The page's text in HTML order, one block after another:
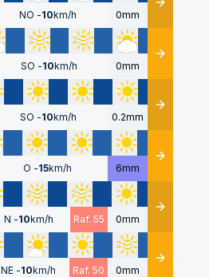
NO -10km/h 0mm Détails
SO -10km/h 0mm Détails
SO -10km/h 0.2mm Détails
O -15km/h 6mm Détails
N -10km/h Raf. 55 0mm Détails
NE -10km/h Raf. 50 0mm Détails